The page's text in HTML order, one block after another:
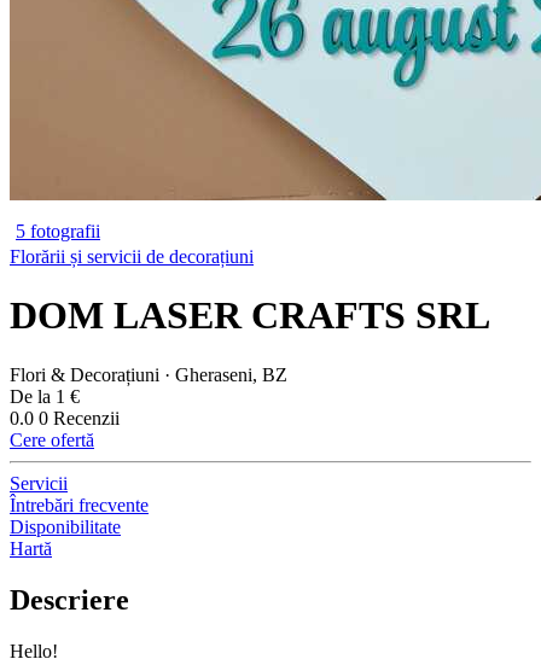
5 fotografii
Florării și servicii de decorațiuni
DOM LASER CRAFTS SRL
Flori & Decorațiuni · Gheraseni, BZ
De la 1 €
0.0 0 Recenzii
Cere ofertă
Servicii
Întrebări frecvente
Disponibilitate
Hartă
Descriere
Hello!